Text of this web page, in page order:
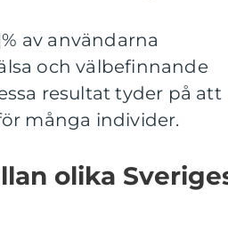
av användarna
och välbefinnande
resultat tyder på att
många individer.
olika